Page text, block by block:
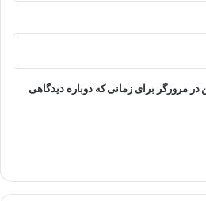
مرورگر برای زمانی که دوباره دیدگاهی